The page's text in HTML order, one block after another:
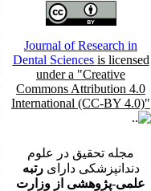
Journal of Research in
Dental Sciences is licensed
under a "Creative
Commons Attribution 4.0
International (CC-BY 4.0)"
مجله تحقیق در علوم
دندانپزشکی دارایرتبه
علمی-پژوهشی از وزارت